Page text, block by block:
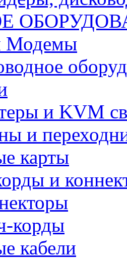
Модемы
и KVM
и
карты
и
корды
кабели